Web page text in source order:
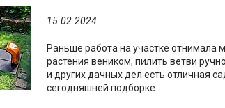
15.02.2024
Раньше работа на участке отнимала
растения веником, пилить ветви
и других дачных дел есть отличная
сегодняшней подборке.